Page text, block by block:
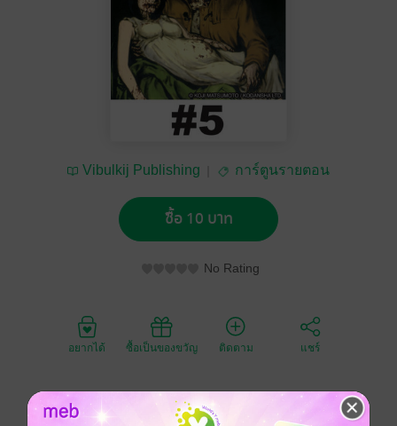
Vibulkij Publishing การ์ตูนรายตอน
ซื้อ 10 บาท
No Rating
อยากได้ ซื้อเป็นของขวัญ ติดตาม แชร์
หลังจากอากิระพ่ายแพ้ให้กับมิยาบิในศึกตัดสิน อากิระถูก